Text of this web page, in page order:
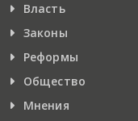
Власть
Законы
Реформы
Общество
Мнения